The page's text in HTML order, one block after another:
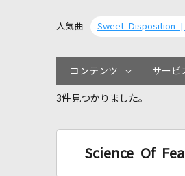
人気曲
コンテンツ サービ
3件見つかりました。
Science Of